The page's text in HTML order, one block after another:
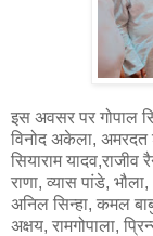
इस अवसर पर गोपाल
विनोद अकेला, अमरदत
सियाराम यादव,राजीव
राणा, व्यास पांडे,
अनिल सिन्हा, कमल
अक्षय, रामगोपाला,